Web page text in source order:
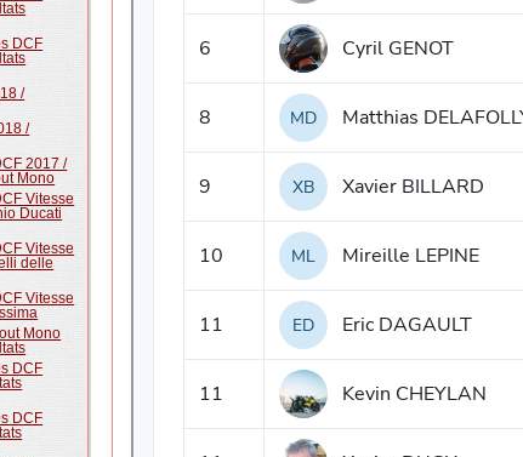
DCF
/
/
2017 /
Mono
Vitesse
Ducati
Vitesse
delle
Vitesse
Mono
DCF
DCF